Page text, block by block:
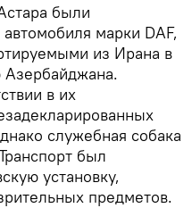
были
марки DAF,
из Ирана в
Азербайджана.
в их
служебная собака
был
установку,
предметов.